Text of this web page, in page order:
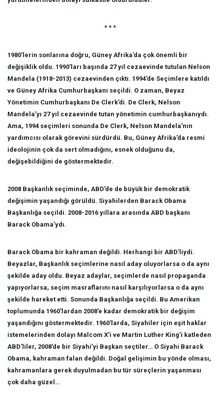
* * *
1980’lerin sonlarına doğru, Güney Afrika’da çok önemli bir
değişiklik oldu. 1990’ları başında 27 yıl cezaevinde tutulan Nelson
Mandela (1918-2013) cezaevinden çıktı. 1994’de Seçimlere katıldı
ve Güney Afrika Cumhurbaşkanı seçildi. O zaman, Beyaz
Yönetimin Cumhurbaşkanı De Clerk’di. De Clerk, Nelson
Mandela’yı 27 yıl cezaevinde tutan yönetimin cumhurbaşkanıydı.
Ama, 1994 seçimleri sonunda De Clerk, Nelson Mandela’nın
yardımcısı olarak görevini sürdürdü. Bu, Güney Afrika’da resmi
ideolojinin çok da sert olmadığını, esnek olduğunu da,
değişebildiğini de göstermektedir.
2008 Başkanlık seçiminde, ABD’de de büyük bir demokratik
değişimin yaşandığı görüldü. Siyahilerden Barack Obama
Başkanlığa seçildi. 2008-2016 yıllara arasında ABD başkanı
Barack Obama’ydı.
Barack Obama bir kahraman değildi. Herhangi bir ABD’liydi.
Beyazlar, Başkanlık seçimlerine nasıl aday oluyorlarsa o da aynı
şekilde aday oldu. Beyaz adaylar, seçimlerde nasıl propaganda
yapıyorlarsa, seçim masraflarını nasıl karşılıyorlarsa o da aynı
şekilde hareket etti. Sonunda Başkanlığa seçildi. Bu Amerikan
toplumunda 1960’lardan 2008’e kadar demokratik bir değişim
yaşandığını göstermektedir. 1960’larda, Siyahiler için eşit haklar
istemelerinden dolayı Malcom X’i ve Martin Luther King’i katleden
ABD’liler, 2008’de bir Siyahi’yi Başkan seçtiler… O Siyahi Barack
Obama, kahraman falan değildi. Doğal gelişimin bu yönde olması,
kahramanlara gerek duyulmadan bu tür süreçlerin yaşanması
çok daha güzel…